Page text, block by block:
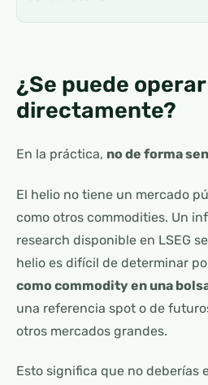
¿Se puede
directamente?
En la práctica, no de forma
El helio no tiene un mercado
como otros commodities. Un
research disponible en LSEG
helio es difícil de determinar
como commodity en una
una referencia spot o de
otros mercados grandes.
Esto significa que no deberías